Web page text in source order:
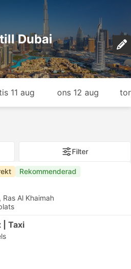
Dubai
11 aug ons 12 aug
Filter
Rekommenderad
Al Khaimah
| Taxi